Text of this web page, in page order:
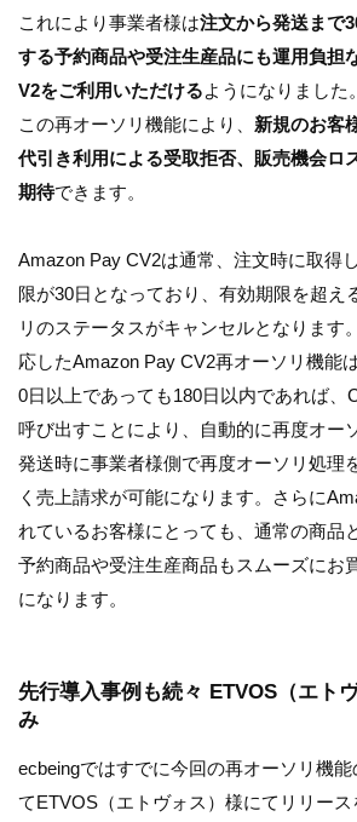
これにより事業者様は注文から発送まで
する予約商品や受注生産品にも運用負担
V2をご利用いただけるようになりました。
この再オーソリ機能により、 新規のお客
代引き利用による受取拒否、販売機会ロ
期待できます。
Amazon Pay CV2は通常、注文時に取得
限が30日となっており、有効期限を超え
リのステータスがキャンセルとなります
応したAmazon Pay CV2再オーソリ機能
0日以上であっても180日以内であれば、
呼び出すことにより、自動的に再度オー
発送時に事業者様側で再度オーソリ処理
く売上請求が可能になります。さらに
れているお客様にとっても、通常の商品
予約商品や受注生産商品もスムーズにお
になります。
先行導入事例も続々 ETVOS（エト
み
ecbeingではすでに今回の再オーソリ機
てETVOS（エトヴォス）様にてリリース